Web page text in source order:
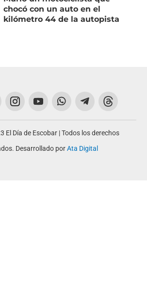
chocó con un auto en el
kilómetro 44 de la autopista
El Día de Escobar | Todos los derechos
Desarrollado porAta Digital